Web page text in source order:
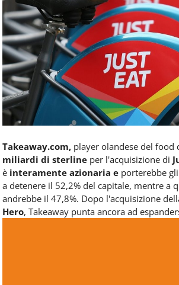
Service
e
tutte
le
novità
del
comparto
Horeca.
Takeaway.com, player olandese del
miliardi di sterline per l'acquisizione di
è interamente azionaria e porterebbe
a detenere il 52,2% del capitale, mentre a
andrebbe il 47,8%. Dopo l'acquisizione
Hero, Takeaway punta ancora ad